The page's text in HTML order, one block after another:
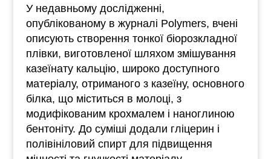
У недавньому дослідженні,
опублікованому в журналі Polymers, вчені
описують створення тонкої біорозкладної
плівки, виготовленої шляхом змішування
казеїнату кальцію, широко доступного
матеріалу, отриманого з казеїну, основного
білка, що міститься в молоці, з
модифікованим крохмалем і наноглиною
бентоніту. До суміші додали гліцерин і
полівініловий спирт для підвищення